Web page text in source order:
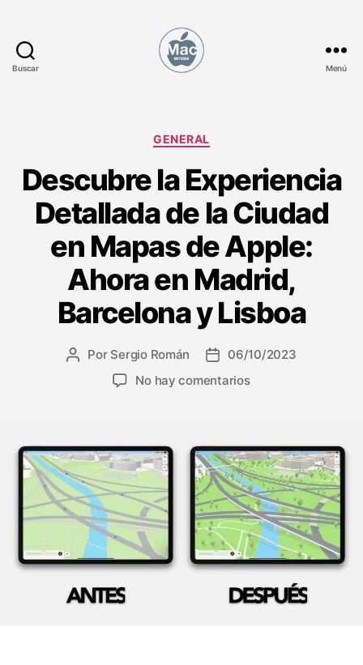
Buscar
N
o
c
i
a
s
Menú
C
e
g
o
a
GENERAL
Descubre la Experiencia
Detallada de la Ciudad
en Mapas de Apple:
Ahora en Madrid,
Barcelona y Lisboa
A
d
e
l
a
e
t
r
a
d
Por Sergio Román
F
d
e
l
a
e
n
t
r
06/10/2023
No hay comentariose
s
c
u
b
r
e
l
a
E